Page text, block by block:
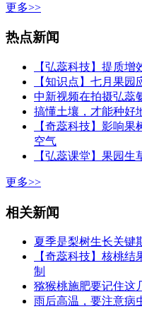
更多>>
热点新闻
【弘蕊科技】提质增
【知识点】七月果园
中新视频在拍摄弘蕊
搞懂土壤，才能种好
【奇蕊科技】影响
空气
【弘蕊课堂】果园
更多>>
相关新闻
夏季是梨树生长关键
【奇蕊科技】核桃
制
猕猴桃施肥要记住这
雨后高温，要注意病